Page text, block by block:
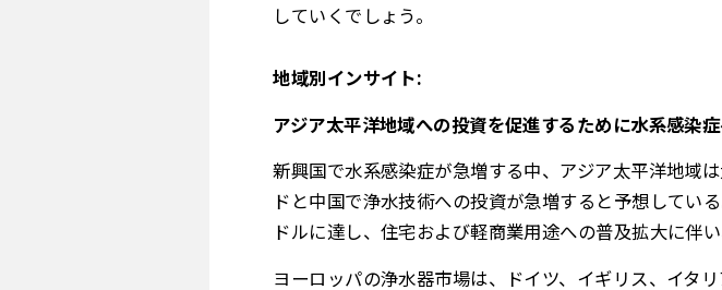
していくでしょう。
地域別インサイト:
アジア太平洋地域への投資を促進するために水系感染
新興国で水系感染症が急増する中、アジア太平洋地域
ドと中国で浄水技術への投資が急増すると予想してい
ドルに達し、住宅および軽商業用途への普及拡大に伴
ヨーロッパの浄水器市場は、ドイツ、イギリス、イタ